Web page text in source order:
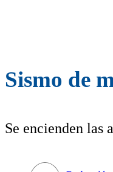
Sismo de
Se encienden las